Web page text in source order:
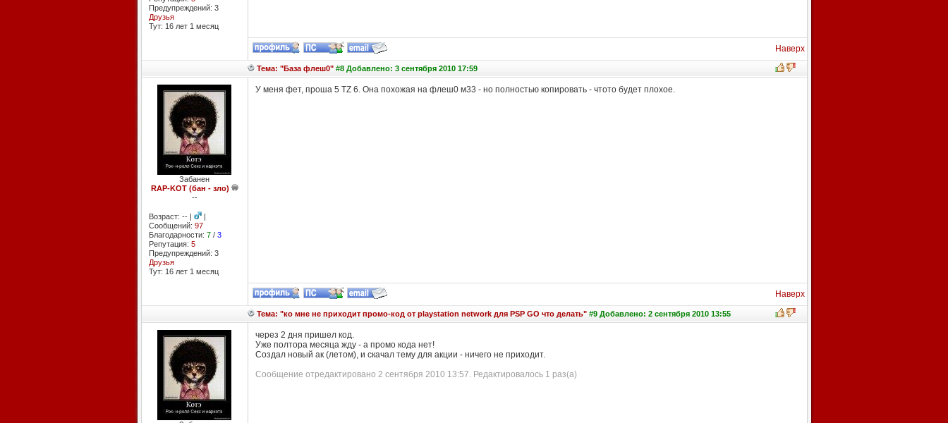
Предупреждений: 3
Друзья
Тут: 16 лет 1 месяц
Наверх
Тема: "База флеш0"#8 Добавлено: 3 сентября 2010 17:59
Забанен
RAP-KOT (бан - зло)
--
Возраст: -- |
|
Сообщений: 97
Благодарности: 7/ 3
Репутация: 5
Предупреждений: 3
Друзья
Тут: 16 лет 1 месяц
У меня фет, проша 5 TZ 6. Она похожая на флеш0 м33 - но полностью копировать - чтото будет плохое.
Наверх
Тема: "ко мне не приходит промо-код от playstation network для PSP GO что делать"#9 Добавлено: 2 сентября 2010 13:55
через 2 дня пришел код.
Уже полтора месяца жду - а промо кода нет!
Создал новый ак (летом), и скачал тему для акции - ничего не приходит.
Сообщение отредактировано 2 сентября 2010 13:57. Редактировалось 1 раз(а)